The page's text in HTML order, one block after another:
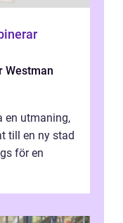
Westman
en utmaning,
till en ny stad
för en